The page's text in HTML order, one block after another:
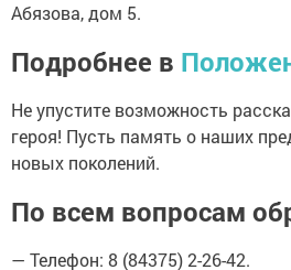
Абязова, дом 5.
Подробнее в
Не упустите возможность
героя! Пусть память о наших
новых поколений.
По всем вопросам
— Телефон: 8 (84375) 2-26-42.